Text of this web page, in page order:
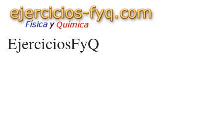
EjerciciosFyQ